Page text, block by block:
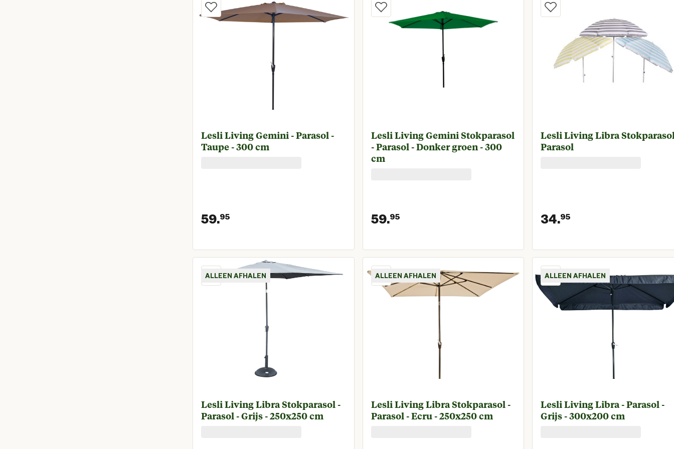
Lesli Living Gemini - Parasol -
Taupe - 300 cm
59.95
Huidige prijs € 59,95
Lesli Living Gemini Stokparasol
- Parasol - Donker groen - 300
cm
59.95
Huidige prijs € 59,95
Lesli Living Libra
Parasol
34.95
Huidige prijs €
ALLEEN AFHALEN
Lesli Living Libra Stokparasol -
Parasol - Grijs - 250x250 cm
ALLEEN AFHALEN
Lesli Living Libra Stokparasol -
Parasol - Ecru - 250x250 cm
ALLEEN AFHALEN
Lesli Living Libra - Parasol -
Grijs - 300x200 cm